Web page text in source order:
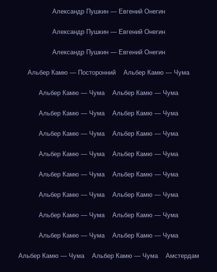
Александр Пушкин — Евгений Онегин
Александр Пушкин — Евгений Онегин
Александр Пушкин — Евгений Онегин
Альбер Камю — Посторонний Альбер Камю — Чума
Альбер Камю — Чума Альбер Камю — Чума
Альбер Камю — Чума Альбер Камю — Чума
Альбер Камю — Чума Альбер Камю — Чума
Альбер Камю — Чума Альбер Камю — Чума
Альбер Камю — Чума Альбер Камю — Чума
Альбер Камю — Чума Альбер Камю — Чума
Альбер Камю — Чума Альбер Камю — Чума
Альбер Камю — Чума Альбер Камю — Чума
Альбер Камю — Чума Альбер Камю — Чума Амстердам